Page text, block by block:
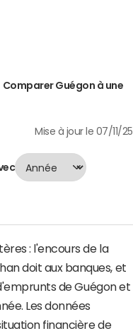
Comparer Guégon à une
Mise à jour le 07/11/25
: l'encours de la
doit aux banques, et
de Guégon et
Les données
financière de